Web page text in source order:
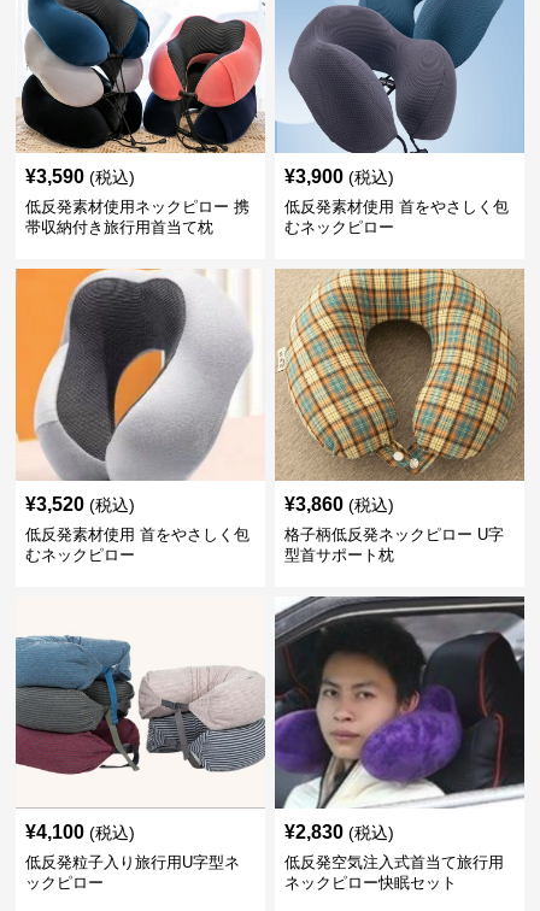
¥3,590 (税込)
低反発素材使用ネックピロー 携
帯収納付き旅行用首当て枕
¥3,900 (税込)
低反発素材使用 首をやさしく包
むネックピロー
¥3,520 (税込)
低反発素材使用 首をやさしく包
むネックピロー
¥3,860 (税込)
格子柄低反発ネックピロー U字
型首サポート枕
¥4,100 (税込)
低反発粒子入り旅行用U字型ネ
ックピロー
¥2,830 (税込)
低反発空気注入式首当て旅行用
ネックピロー快眠セット